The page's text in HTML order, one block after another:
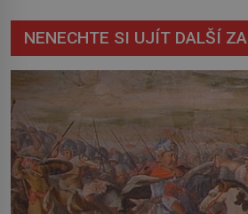
NENECHTE SI UJÍT DALŠÍ